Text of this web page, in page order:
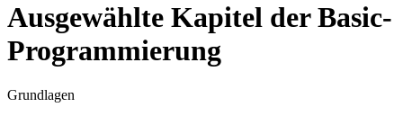
Ausgewählte Kapitel der Basic-
Programmierung
Grundlagen